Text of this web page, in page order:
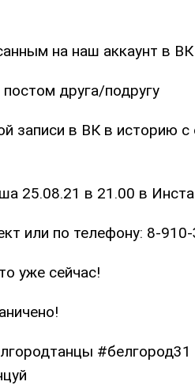
на наш аккаунт в
друга/подругу
записи в ВК в историю
25.08.21 в 21.00 в
или по телефону: 8-
уже сейчас!